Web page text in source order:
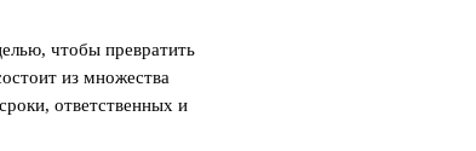
чтобы превратить
из множества
ответственных и